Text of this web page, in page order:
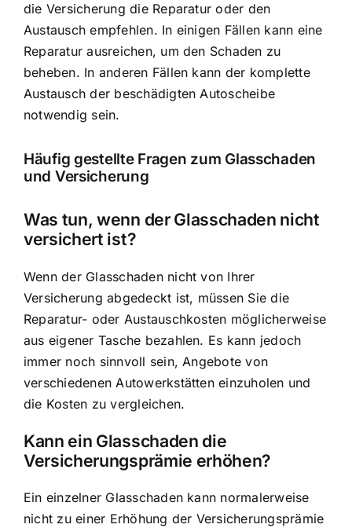
die Versicherung die Reparatur oder den
Austausch empfehlen. In einigen Fällen kann eine
Reparatur ausreichen, um den Schaden zu
beheben. In anderen Fällen kann der komplette
Austausch der beschädigten Autoscheibe
notwendig sein.
Häufig gestellte Fragen zum Glasschaden
und Versicherung
Was tun, wenn der Glasschaden nicht
versichert ist?
Wenn der Glasschaden nicht von Ihrer
Versicherung abgedeckt ist, müssen Sie die
Reparatur- oder Austauschkosten möglicherweise
aus eigener Tasche bezahlen. Es kann jedoch
immer noch sinnvoll sein, Angebote von
verschiedenen Autowerkstätten einzuholen und
die Kosten zu vergleichen.
Kann ein Glasschaden die
Versicherungsprämie erhöhen?
Ein einzelner Glasschaden kann normalerweise
nicht zu einer Erhöhung der Versicherungsprämie